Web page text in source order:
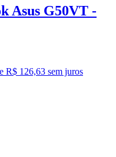
Asus G50VT -
R$ 126,63 sem juros